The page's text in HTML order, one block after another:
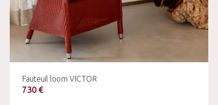
Fauteuil loom VICTOR
730 €